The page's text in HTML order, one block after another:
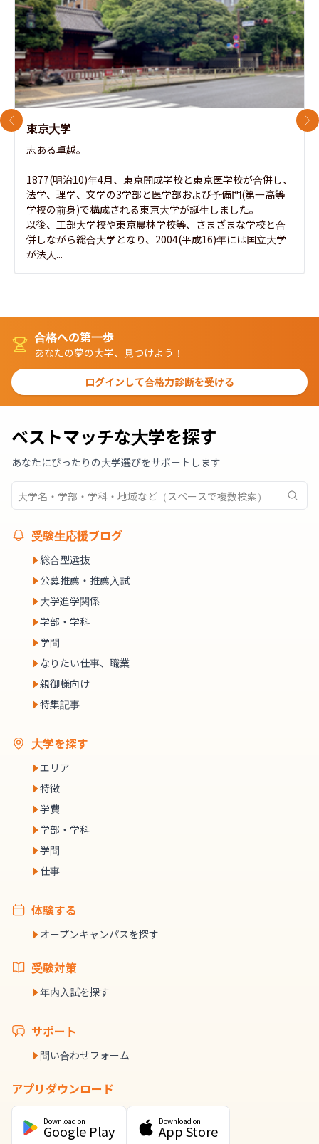
東京大学
志ある卓越。
1877(明治10)年4月、東京開成学校と東京医学校が合併し、
法学、理学、文学の3学部と医学部および予備門(第一高等
学校の前身)で構成される東京大学が誕生しました。
以後、工部大学校や東京農林学校等、さまざまな学校と合
併しながら総合大学となり、2004(平成16)年には国立大学
が法人...
前のスライド 次
合格への第一歩
あなたの夢の大学、見つけよう！
ログインして合格力診断を受ける
ベストマッチな大学を探す
あなたにぴったりの大学選びをサポートします
受験生応援ブログ
総合型選抜
公募推薦・推薦入試
大学進学関係
学部・学科
学問
なりたい仕事、職業
親御様向け
特集記事
大学を探す
エリア
特徴
学費
学部・学科
学問
仕事
体験する
オープンキャンパスを探す
受験対策
年内入試を探す
サポート
問い合わせフォーム
アプリダウンロード
Download on
Google Play
Download on
App Store